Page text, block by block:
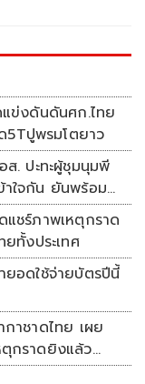
แข่งดันดันศก.ไทย
ปูพรมโตยาว
. ปะทะผู้ชุมนุมพี
ใจกัน ยันพร้อม
ชร์ภาพเหตุกราด
ยทั้งประเทศ
ยอดใช้จ่ายบัตรปีนี้
าชาดไทย เผย
ตุกราดยิงแล้ว